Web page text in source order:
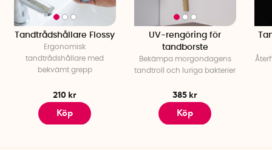
Laddningstid: 4-6 timmar
Laddning: USB-C
Vattentät: Ja, IPX7-klassning
Antal per förpackning: 1 st
Tandtrådshållare Flossy
Ergonomisk
tandtrådshållare med
bekvämt grepp
210 kr
Köp
UV-rengöring för
tandborste
Bekämpa morgondagens
tandtroll och luriga bakterier
385 kr
Köp